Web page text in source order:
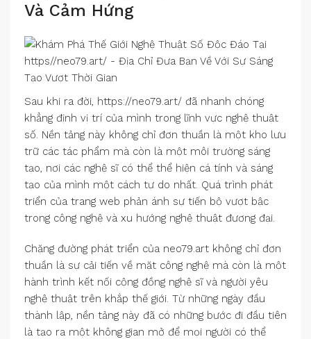
Và Cảm Hứng
Sau khi ra đời, https://neo79.art/ đã nhanh chóng
khẳng định vị trí của mình trong lĩnh vực nghệ thuật
số. Nền tảng này không chỉ đơn thuần là một kho lưu
trữ các tác phẩm mà còn là một môi trường sáng
tạo, nơi các nghệ sĩ có thể thể hiện cá tính và sáng
tạo của mình một cách tự do nhất. Quá trình phát
triển của trang web phản ánh sự tiến bộ vượt bậc
trong công nghệ và xu hướng nghệ thuật đương đại.
Chặng đường phát triển của neo79.art không chỉ đơn
thuần là sự cải tiến về mặt công nghệ mà còn là một
hành trình kết nối cộng đồng nghệ sĩ và người yêu
nghệ thuật trên khắp thế giới. Từ những ngày đầu
thành lập, nền tảng này đã có những bước đi đầu tiên
là tạo ra một không gian mở để mọi người có thể